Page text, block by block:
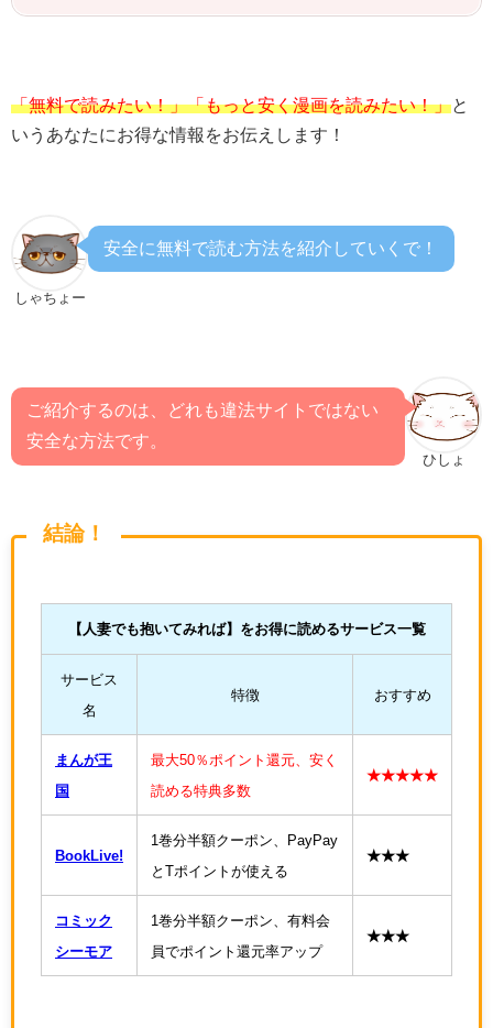
「無料で読みたい！」「もっと安く漫画を読みたい！」と
いうあなたにお得な情報をお伝えします！
しゃちょー
安全に無料で読む方法を紹介していくで！
ひしょ
ご紹介するのは、どれも違法サイトではない
安全な方法です。
結論！
【人妻でも抱いてみれば】をお得に読めるサービス一覧
サービス
名
特徴 おすすめ
まんが王
国
最大50％ポイント還元、安く
読める特典多数
★★★★★
BookLive!
1巻分半額クーポン、PayPay
とTポイントが使える
★★★
コミック
シーモア
1巻分半額クーポン、有料会
員でポイント還元率アップ
★★★